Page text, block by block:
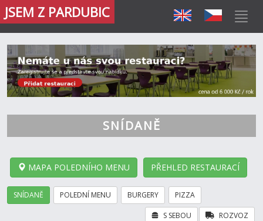
JSEM Z PARDUBIC
SNÍDANĚ
MAPA POLEDNÍHO MENU PŘEHLED RESTAURACÍ
SNÍDANĚ POLEDNÍ MENU BURGERY PIZZA
ROZVOZ
S SEBOU